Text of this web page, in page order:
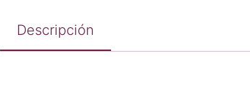
Descripción